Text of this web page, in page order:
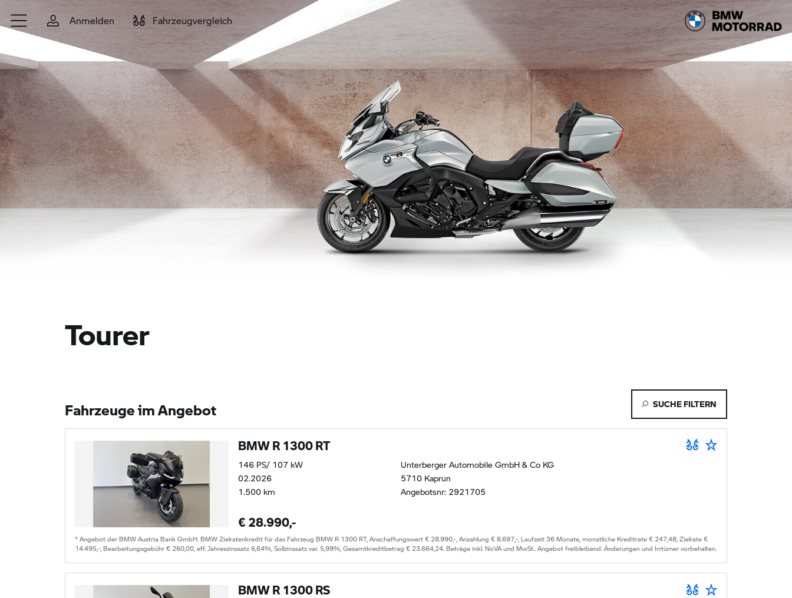
Zum Hauptinhalt springen
Anmelden Fahrzeugvergleich
Tourer
Fahrzeuge im Angebot SUCHE FILTERN
BMW R 1300 RT
146 PS/ 107 kW
02.2026
1.500 km
Unterberger Automobile GmbH & Co KG
5710 Kaprun
Angebotsnr: 2921705
€ 28.990,-
* Angebot der BMW Austria Bank GmbH. BMW Zielratenkredit für das Fahrzeug BMW R 1300 RT, Anschaffungswert € 28.990,-, Anzahlung € 8.697,-, Laufzeit 36 Monate, monatliche Kreditrate € 247,48, Zielrate €
14.495,-, Bearbeitungsgebühr € 260,00, eff. Jahreszinssatz 6,64%, Sollzinssatz var. 5,99%, Gesamtkreditbetrag € 23.664,24. Beträge inkl. NoVA und MwSt.. Angebot freibleibend. Änderungen und Irrtümer vorbehalten.
BMW R 1300 RS